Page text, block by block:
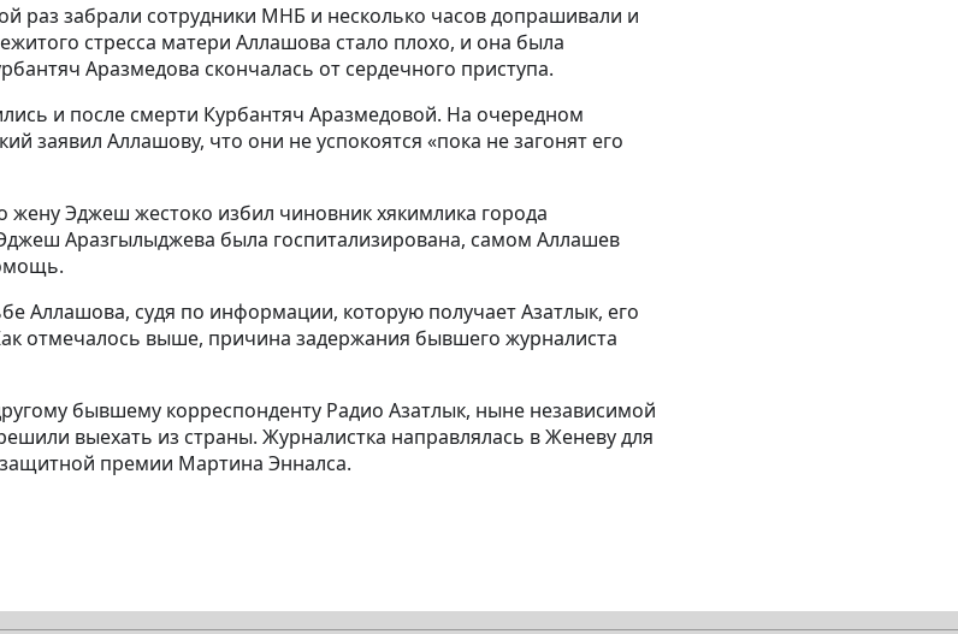
раз забрали сотрудники МНБ и несколько часов допрашивали и
стресса матери Аллашова стало плохо, и она была
Аразмедова скончалась от сердечного приступа.
и после смерти Курбантяч Аразмедовой. На очередном
заявил Аллашову, что они не успокоятся «пока не загонят его
жену Эджеш жестоко избил чиновник хякимлика города
Аразгылыджева была госпитализирована, самом Аллашев
Аллашова, судя по информации, которую получает Азатлык, его
отмечалось выше, причина задержания бывшего журналиста
бывшему корреспонденту Радио Азатлык, ныне независимой
выехать из страны. Журналистка направлялась в Женеву для
премии Мартина Энналса.